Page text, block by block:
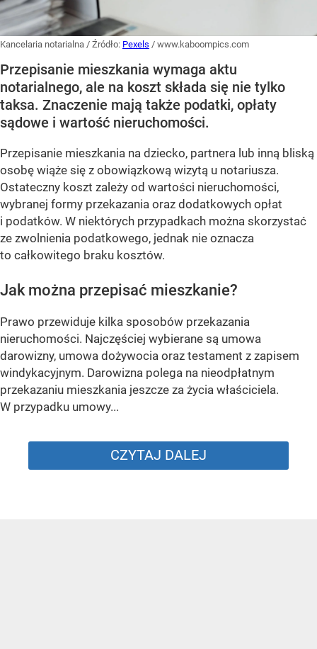
Kancelaria notarialna / Źródło: Pexels / www.kaboompics.com
Przepisanie mieszkania wymaga aktu
notarialnego, ale na koszt składa się nie tylko
taksa. Znaczenie mają także podatki, opłaty
sądowe i wartość nieruchomości.
Przepisanie mieszkania na dziecko, partnera lub inną bliską
osobę wiąże się z obowiązkową wizytą u notariusza.
Ostateczny koszt zależy od wartości nieruchomości,
wybranej formy przekazania oraz dodatkowych opłat
i podatków. W niektórych przypadkach można skorzystać
ze zwolnienia podatkowego, jednak nie oznacza
to całkowitego braku kosztów.
Jak można przepisać mieszkanie?
Prawo przewiduje kilka sposobów przekazania
nieruchomości. Najczęściej wybierane są umowa
darowizny, umowa dożywocia oraz testament z zapisem
windykacyjnym. Darowizna polega na nieodpłatnym
przekazaniu mieszkania jeszcze za życia właściciela.
W przypadku umowy...
CZYTAJ DALEJ